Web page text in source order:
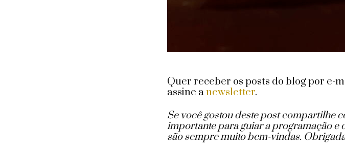
Quer receber os posts do blog por e-
assine anewsletter.
Se você gostou deste post compartilhe
importante para guiar a programação e
são sempre muito bem-vindas.